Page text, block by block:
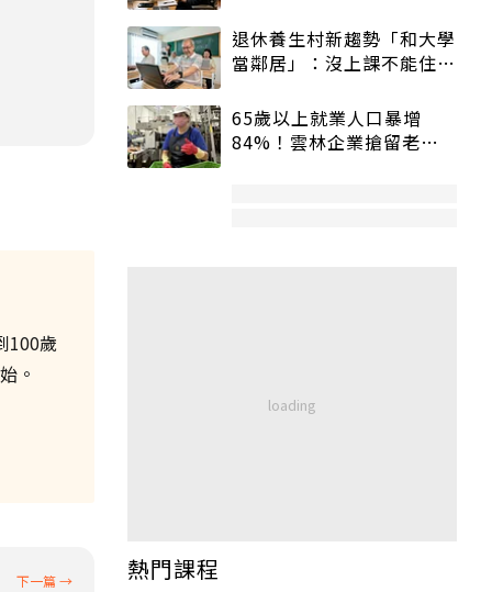
100歲
。
退休養生村新趨勢「和大學
當鄰居」：沒上課不能住、
65歲以上就業人口暴增
84%！雲林企業搶留老員
熱門課程